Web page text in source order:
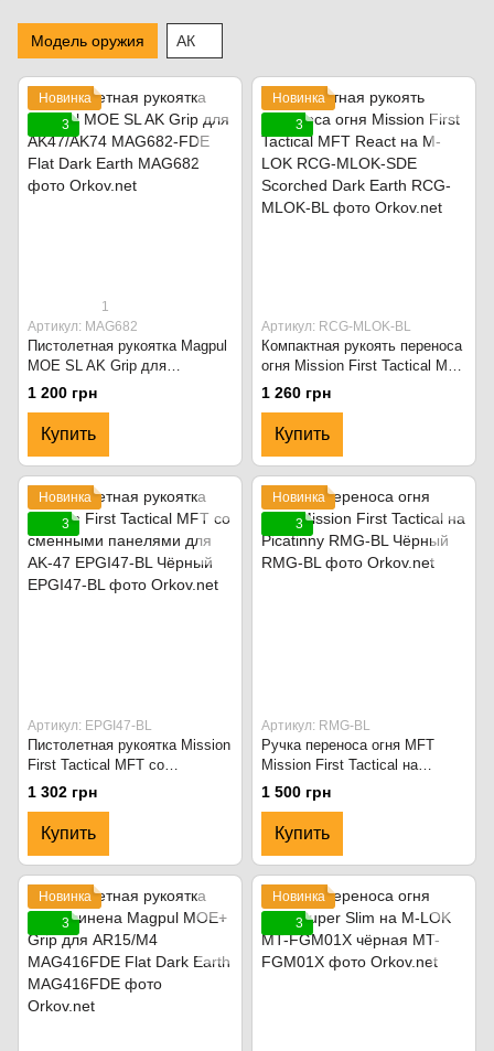
Модель оружия АК
Новинка
3
1
Артикул: MAG682
Пистолетная рукоятка Magpul
MOE SL AK Grip для
AK47/AK74 MAG682-FDE Flat
Dark Earth
1 200 грн
Купить
Новинка
3
Артикул: RCG-MLOK-BL
Компактная рукоять переноса
огня Mission First Tactical MFT
React на M-LOK RCG-MLOK-
SDE Scorched Dark Earth
1 260 грн
Купить
Новинка
3
Артикул: EPGI47-BL
Пистолетная рукоятка Mission
First Tactical MFT со
сменными панелями для AK-
47 EPGI47-BL Чёрный
1 302 грн
Купить
Новинка
3
Артикул: RMG-BL
Ручка переноса огня MFT
Mission First Tactical на
Picatinny RMG-BL Чёрный
1 500 грн
Купить
Новинка
3
Новинка
3